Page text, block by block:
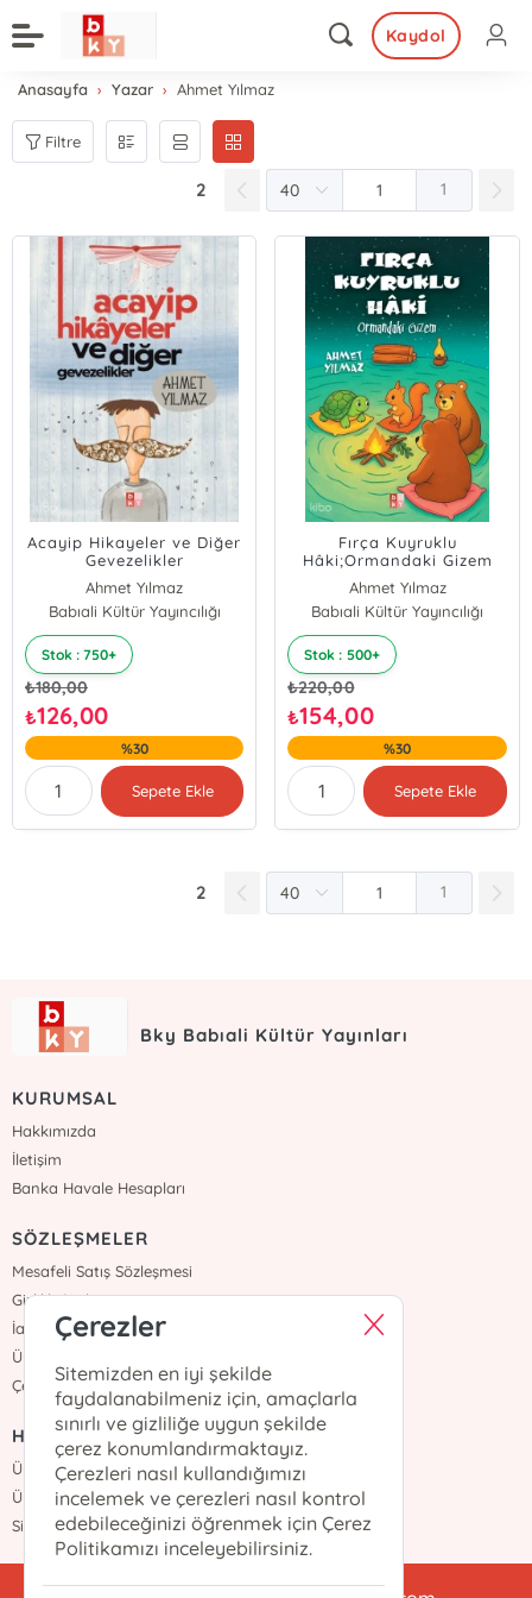
Kaydol
Anasayfa Yazar Ahmet Yılmaz
Filtre
2 1
Acayip Hikayeler ve Diğer
Gevezelikler
Ahmet Yılmaz
Babıali Kültür Yayıncılığı
Stok : 750+
₺180,00
₺126,00
%30
Sepete Ekle
Fırça Kuyruklu
Hâki;Ormandaki Gizem
Ahmet Yılmaz
Babıali Kültür Yayıncılığı
Stok : 500+
₺220,00
₺154,00
%30
Sepete Ekle
2 1
Bky Babıali Kültür Yayınları
KURUMSAL
Hakkımızda
İletişim
Banka Havale Hesapları
SÖZLEŞMELER
Mesafeli Satış Sözleşmesi
Gizlilik Sözleşmesi
İade ve Teslimat
Üyelik Sözleşmesi
Çerez Politikası
HIZLI ERİŞİM
Üye Ol
Üye Girişi
Sipariş Takip
Çerezler
Sitemizden en iyi şekilde
faydalanabilmeniz için, amaçlarla
sınırlı ve gizliliğe uygun şekilde
çerez konumlandırmaktayız.
Çerezleri nasıl kullandığımızı
incelemek ve çerezleri nasıl kontrol
edebileceğinizi öğrenmek için Çerez
Politikamızı inceleyebilirsiniz.